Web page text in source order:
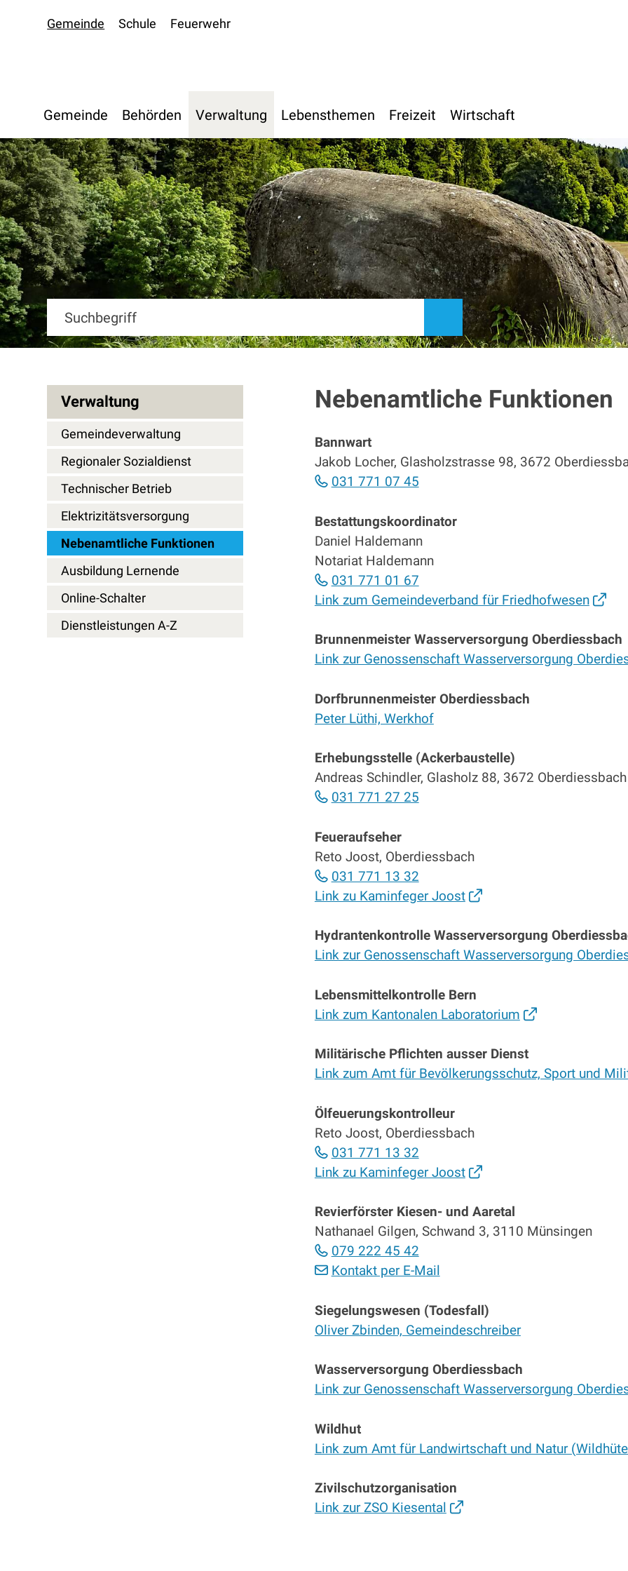
Navigieren in Oberdiessbach
Gemeinde Schule Feuerwehr
Gemeinde Behörden Verwaltung Lebensthemen Freizeit Wirtschaft
Suchbegriff
suchen
Verwaltung
Gemeindeverwaltung
Regionaler Sozialdienst
Technischer Betrieb
Elektrizitätsversorgung
Nebenamtliche Funktionen
Ausbildung Lernende
Online-Schalter
Dienstleistungen A-Z
Nebenamtliche Funktionen
Bannwart
Jakob Locher, Glasholzstrasse 98, 3672
031 771 07 45
Bestattungskoordinator
Daniel Haldemann
Notariat Haldemann
031 771 01 67
Link zum Gemeindeverband für Friedhofwesen
Brunnenmeister Wasserversorgung Oberdiessbach
Link zur Genossenschaft Wasserversorgung
Dorfbrunnenmeister Oberdiessbach
Peter Lüthi, Werkhof
Erhebungsstelle (Ackerbaustelle)
Andreas Schindler, Glasholz 88, 3672 Oberdiessbach
031 771 27 25
Feueraufseher
Reto Joost, Oberdiessbach
031 771 13 32
Link zu Kaminfeger Joost
Hydrantenkontrolle Wasserversorgung
Link zur Genossenschaft Wasserversorgung
Lebensmittelkontrolle Bern
Link zum Kantonalen Laboratorium
Militärische Pflichten ausser Dienst
Link zum Amt für Bevölkerungsschutz, Sport und
Ölfeuerungskontrolleur
Reto Joost, Oberdiessbach
031 771 13 32
Link zu Kaminfeger Joost
Revierförster Kiesen- und Aaretal
Nathanael Gilgen, Schwand 3, 3110 Münsingen
079 222 45 42
Kontakt per E-Mail
Siegelungswesen (Todesfall)
Oliver Zbinden, Gemeindeschreiber
Wasserversorgung Oberdiessbach
Link zur Genossenschaft Wasserversorgung
Wildhut
Link zum Amt für Landwirtschaft und Natur
Zivilschutzorganisation
Link zur ZSO Kiesental